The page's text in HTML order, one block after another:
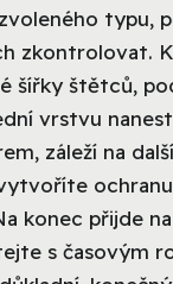
typu,
zkontrolovat.
šířky štětců,
vrstvu
záleží na
konec přijde
s časovým